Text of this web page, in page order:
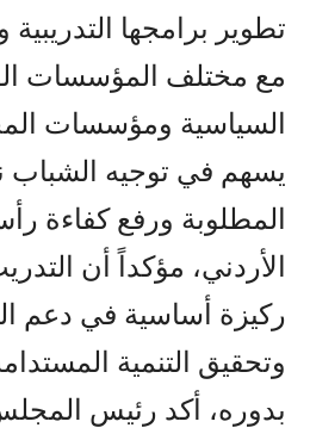
تطوير برامجها
مع مختلف المؤسسات
السياسية ومؤسسات
يسهم في توجيه الشباب
المطلوبة ورفع كفاءة
الأردني، مؤكداً أن
ركيزة أساسية في دعم
وتحقيق التنمية
بدوره، أكد رئيس